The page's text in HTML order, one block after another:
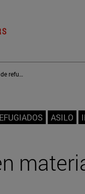
El desarrollo normativo de la UE en materia de refugiados
ASILO